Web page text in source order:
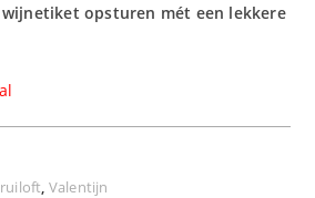
opsturen mét een lekkere
, Valentijn